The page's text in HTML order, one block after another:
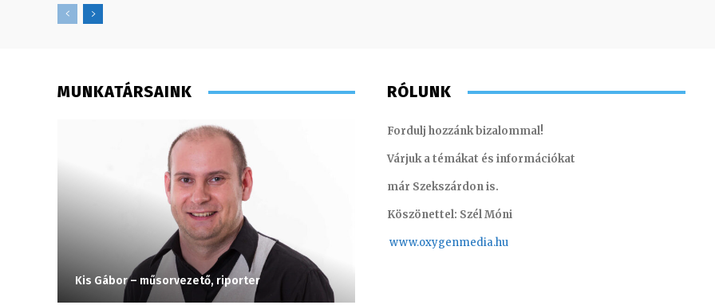
MUNKATÁRSAINK
Kis Gábor – műsorvezető, riporter
RÓLUNK
Fordulj hozzánk bizalommal!
Várjuk a témákat és információkat
már Szekszárdon is.
Köszönettel: Szél Móni
www.oxygenmedia.hu